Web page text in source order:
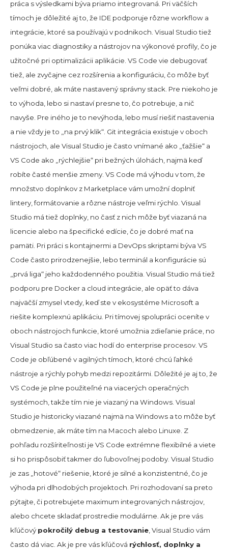
práca s výsledkami býva priamo integrovaná. Pri väčších
tímoch je dôležité aj to, že IDE podporuje rôzne workflow a
integrácie, ktoré sa používajú v podnikoch. Visual Studio tiež
ponúka viac diagnostiky a nástrojov na výkonové profily, čo je
užitočné pri optimalizácii aplikácie. VS Code vie debugovať
tiež, ale zvyčajne cez rozšírenia a konfiguráciu, čo môže byť
veľmi dobré, ak máte nastavený správny stack. Pre niekoho je
to výhoda, lebo si nastaví presne to, čo potrebuje, a nič
navyše. Pre iného je to nevýhoda, lebo musí riešiť nastavenia
a nie vždy je to „na prvý klik“. Git integrácia existuje v oboch
nástrojoch, ale Visual Studio je často vnímané ako „ťažšie“ a
VS Code ako „rýchlejšie“ pri bežných úlohách, najmä keď
robíte časté menšie zmeny. VS Code má výhodu v tom, že
množstvo doplnkov z Marketplace vám umožní doplniť
lintery, formátovanie a rôzne nástroje veľmi rýchlo. Visual
Studio má tiež doplnky, no časť z nich môže byť viazaná na
licencie alebo na špecifické edície, čo je dobré mať na
pamäti. Pri práci s kontajnermi a DevOps skriptami býva VS
Code často prirodzenejšie, lebo terminál a konfigurácie sú
„prvá liga“ jeho každodenného použitia. Visual Studio má tiež
podporu pre Docker a cloud integrácie, ale opäť to dáva
najväčší zmysel vtedy, keď ste v ekosystéme Microsoft a
riešite komplexnú aplikáciu. Pri tímovej spolupráci oceníte v
oboch nástrojoch funkcie, ktoré umožnia zdieľanie práce, no
Visual Studio sa často viac hodí do enterprise procesov. VS
Code je obľúbené v agilných tímoch, ktoré chcú ľahké
nástroje a rýchly pohyb medzi repozitármi. Dôležité je aj to, že
VS Code je plne použiteľné na viacerých operačných
systémoch, takže tím nie je viazaný na Windows. Visual
Studio je historicky viazané najmä na Windows a to môže byť
obmedzenie, ak máte tím na Macoch alebo Linuxe. Z
pohľadu rozšíriteľnosti je VS Code extrémne flexibilné a viete
si ho prispôsobiť takmer do ľubovoľnej podoby. Visual Studio
je zas „hotové“ riešenie, ktoré je silné a konzistentné, čo je
výhoda pri dlhodobých projektoch. Pri rozhodovaní sa preto
pýtajte, či potrebujete maximum integrovaných nástrojov,
alebo chcete skladať prostredie modulárne. Ak je pre vás
kľúčový pokročilý debug a testovanie , Visual Studio vám
často dá viac. Ak je pre vás kľúčová rýchlosť, doplnky a